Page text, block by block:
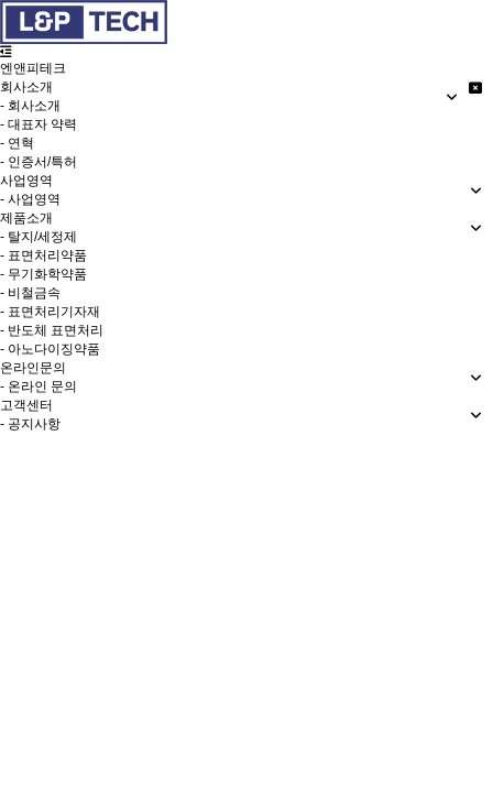
엔앤피테크
회사소개
- 회사소개
- 대표자 약력
- 연혁
- 인증서/특허
사업영역
- 사업영역
제품소개
- 탈지/세정제
- 표면처리약품
- 무기화학약품
- 비철금속
- 표면처리기자재
- 반도체 표면처리
- 아노다이징약품
온라인문의
- 온라인 문의
고객센터
- 공지사항